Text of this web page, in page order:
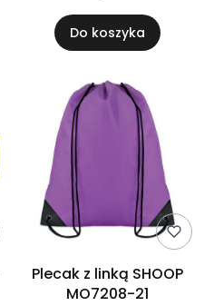
Do koszyka
Plecak z linką SHOOP
MO7208-21